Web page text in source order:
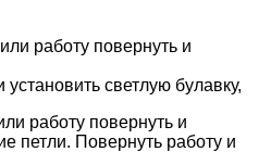
работу повернуть и
светлую булавку,
работу повернуть и
петли. Повернуть работу и